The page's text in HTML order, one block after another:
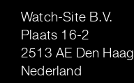
Watch-Site B.V.
Plaats 16-2
2513 AE Den Haag
Nederland